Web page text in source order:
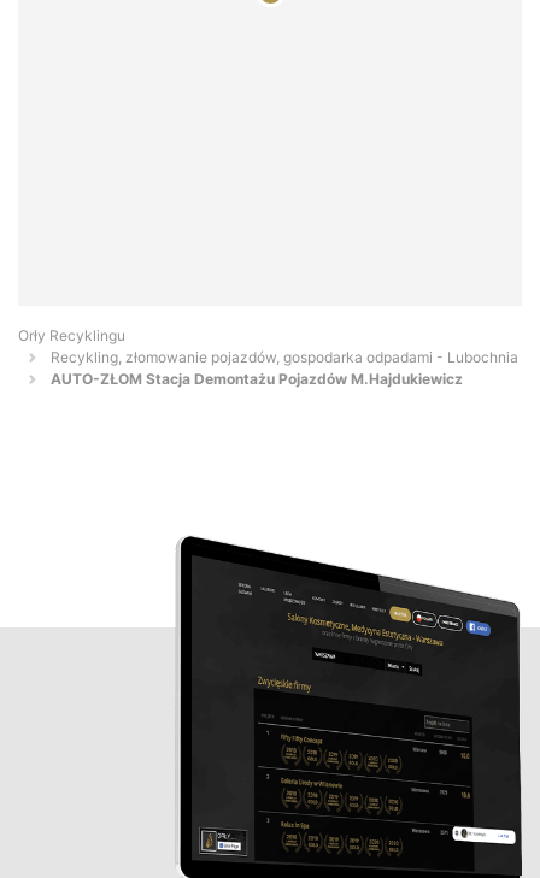
Orły Recyklingu
Recykling, złomowanie pojazdów, gospodarka odpadami - Lubochnia
AUTO-ZŁOM Stacja Demontażu Pojazdów M.Hajdukiewicz